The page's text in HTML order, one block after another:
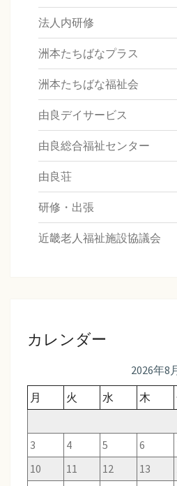
法人内研修
洲本たちばなプラス
洲本たちばな福祉会
由良デイサービス
由良総合福祉センター
由良荘
研修・出張
近畿老人福祉施設協議会
カレンダー
2026年8
月
火 水 木
3
4 5 6
10
11 12 13